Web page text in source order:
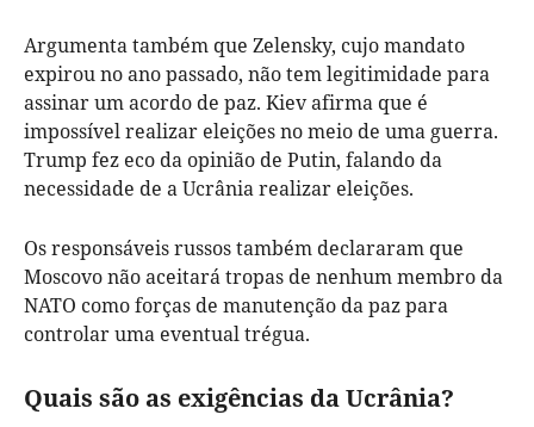
Argumenta também que Zelensky, cujo mandato
expirou no ano passado, não tem legitimidade para
assinar um acordo de paz. Kiev afirma que é
impossível realizar eleições no meio de uma guerra.
Trump fez eco da opinião de Putin, falando da
necessidade de a Ucrânia realizar eleições.
Os responsáveis russos também declararam que
Moscovo não aceitará tropas de nenhum membro da
NATO como forças de manutenção da paz para
controlar uma eventual trégua.
Quais são as exigências da Ucrânia?